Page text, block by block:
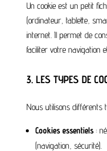
Un cookie est un petit
(ordinateur, tablette,
internet. Il permet de
faciliter votre navigation
3. LES TYPES DE
Nous utilisons différents
Cookies essentiels:
(navigation, sécurité).